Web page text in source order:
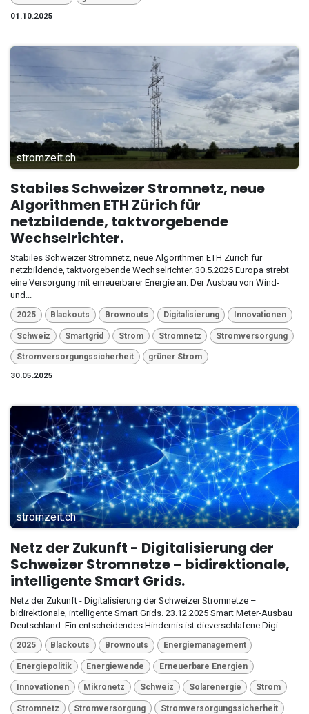
01.10.2025
stromzeit.ch
Stabiles Schweizer Stromnetz, neue
Algorithmen ETH Zürich für
netzbildende, taktvorgebende
Wechselrichter.
Stabiles Schweizer Stromnetz, neue Algorithmen ETH Zürich für
netzbildende, taktvorgebende Wechselrichter. 30.5.2025 Europa strebt
eine Versorgung mit erneuerbarer Energie an. Der Ausbau von Wind-
und...
2025 Blackouts Brownouts Digitalisierung Innovationen
Schweiz Smartgrid Strom Stromnetz Stromversorgung
Stromversorgungssicherheit
grüner Strom
30.05.2025
stromzeit.ch
Netz der Zukunft - Digitalisierung der
Schweizer Stromnetze – bidirektionale,
intelligente Smart Grids.
Netz der Zukunft - Digitalisierung der Schweizer Stromnetze –
bidirektionale, intelligente Smart Grids. 23.12.2025 Smart Meter-Ausbau
Deutschland. Ein entscheidendes Hindernis ist dieverschlafene Digi...
2025 Blackouts Brownouts Energiemanagement
Energiepolitik Energiewende Erneuerbare Energien
Innovationen Mikronetz Schweiz Solarenergie Strom
Stromnetz Stromversorgung Stromversorgungssicherheit